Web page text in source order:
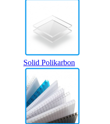
Solid Polikarbon